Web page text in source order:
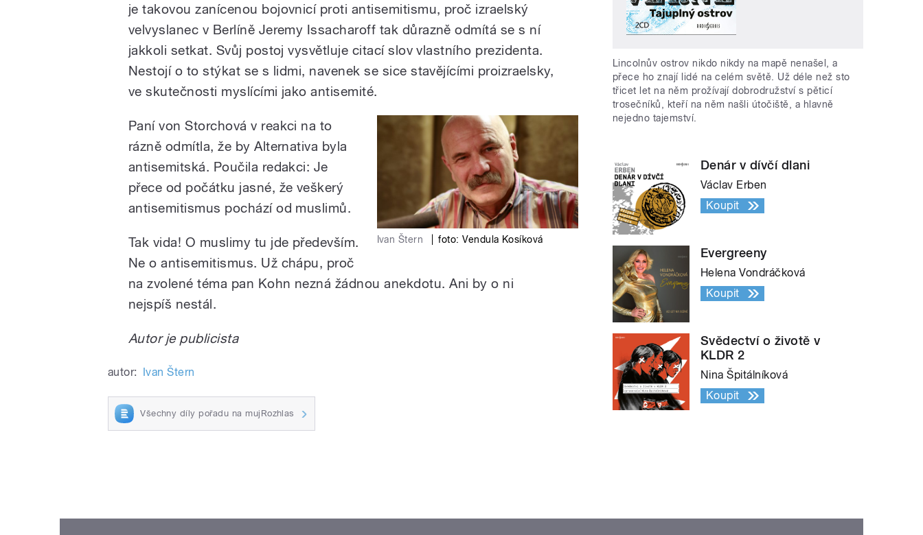
je takovou zanícenou bojovnicí proti antisemitismu, proč izraelský
velvyslanec v Berlíně Jeremy Issacharoff tak důrazně odmítá se s ní
jakkoli setkat. Svůj postoj vysvětluje citací slov vlastního prezidenta.
Nestojí o to stýkat se s lidmi, navenek se sice stavějícími proizraelsky,
ve skutečnosti myslícími jako antisemité.
Ivan Štern foto:Vendula Kosíková
Paní von Storchová v reakci na to
rázně odmítla, že by Alternativa byla
antisemitská. Poučila redakci: Je
přece od počátku jasné, že veškerý
antisemitismus pochází od muslimů.
Tak vida! O muslimy tu jde především.
Ne o antisemitismus. Už chápu, proč
na zvolené téma pan Kohn nezná žádnou anekdotu. Ani by o ni
nejspíš nestál.
Autor je publicista
autor: Ivan Štern
Všechny díly pořadu na mujRozhlas
Lincolnův ostrov nikdo nikdy na mapě nenašel, a
přece ho znají lidé na celém světě. Už déle než sto
třicet let na něm prožívají dobrodružství s pěticí
trosečníků, kteří na něm našli útočiště, a hlavně
nejedno tajemství.
Denár v dívčí dlani
Václav Erben
Koupit
Evergreeny
Helena Vondráčková
Koupit
Svědectví o životě v
KLDR 2
Nina Špitálníková
Koupit